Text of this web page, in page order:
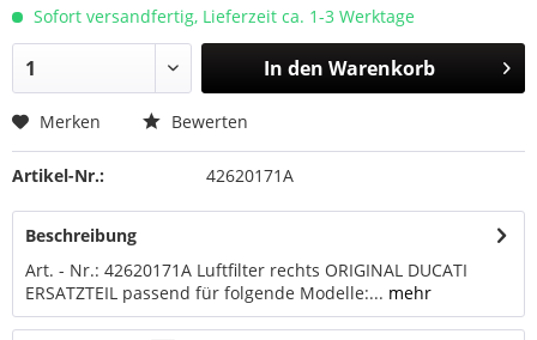
Sofort versandfertig, Lieferzeit ca. 1-3 Werktage
In den Warenkorb
Merken Bewerten
Artikel-Nr.: 42620171A
Beschreibung
Art. - Nr.: 42620171A Luftfilter rechts ORIGINAL DUCATI
ERSATZTEIL passend für folgende Modelle:... mehr